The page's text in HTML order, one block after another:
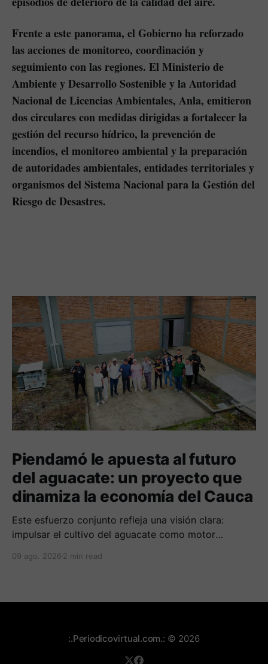
Frente a este panorama, el Gobierno ha reforzado
las acciones de monitoreo, coordinación y
seguimiento con las regiones. El Ministerio de
Ambiente y Desarrollo Sostenible y la Autoridad
Nacional de Licencias Ambientales, Anla, emitieron
dos circulares con medidas dirigidas a fortalecer la
gestión del recurso hídrico, la prevención de
incendios, el monitoreo ambiental y la preparación
de autoridades ambientales, entidades territoriales y
organismos del Sistema Nacional para la Gestión del
Riesgo de Desastres.
Piendamó le apuesta al futuro
del aguacate: un proyecto que
dinamiza la economía del Cauca
Este esfuerzo conjunto refleja una visión clara:
impulsar el cultivo del aguacate como motor
campesinas de la región.
09 ago. 2026 2 min read
:.Periodicovirtual.com.: © 2026